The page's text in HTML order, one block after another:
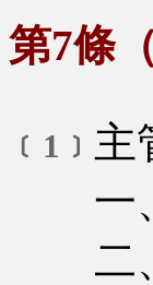
第7條
﹝1﹞ 主
一、
二、